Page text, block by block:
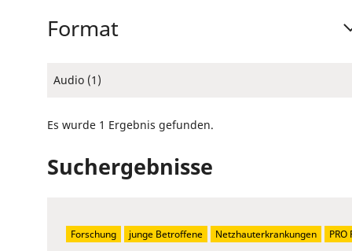
Format
Audio (1)
Es wurde 1 Ergebnis gefunden.
Suchergebnisse
Forschung junge Betroffene Netzhauterkrankungen PRO